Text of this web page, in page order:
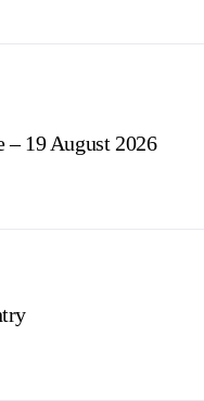
– 19 August 2026